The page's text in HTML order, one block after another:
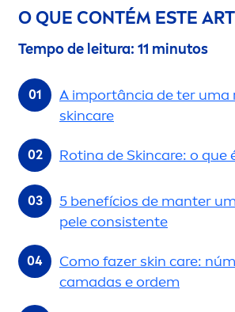
O QUE CONTÉM ESTE
Tempo de leitura: 11 minutos
A importância de ter uma
skincare
Rotina deSkincare: o que
5 benefícios de manter
pele consistente
Como fazerskin care:
camadas e ordem